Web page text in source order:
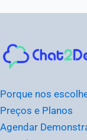
Porque nos
Preços e Planos
Agendar
Instagram